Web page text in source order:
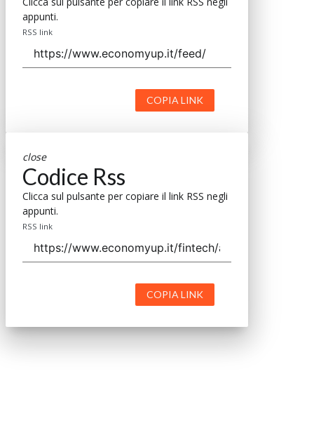
appunti.
RSS link
COPIA LINK
close
Codice Rss
Clicca sul pulsante per copiare il link RSS negli
appunti.
RSS link
COPIA LINK